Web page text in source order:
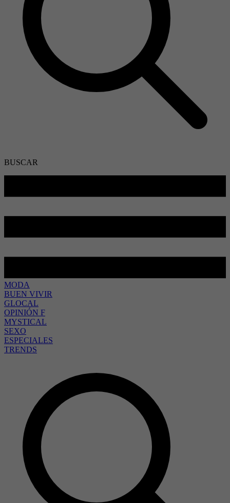
BUSCAR
MODA
BUEN VIVIR
GLOCAL
OPINIÓN F
MYSTICAL
SEXO
ESPECIALES
TRENDS